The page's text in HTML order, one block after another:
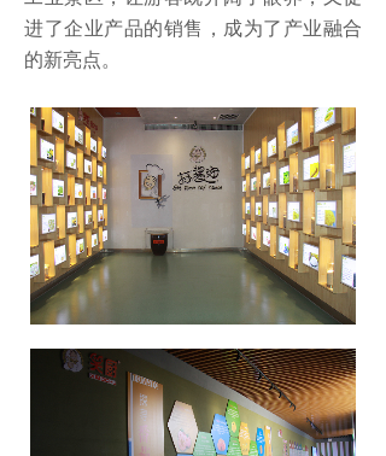
进了企业产品的销售，成为了产业融合
的新亮点。